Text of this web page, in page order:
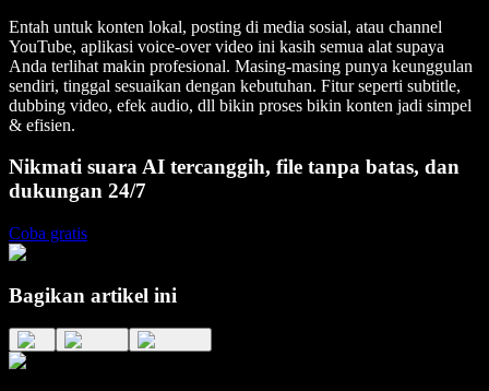
Entah untuk konten lokal, posting di media sosial, atau channel
YouTube, aplikasi voice-over video ini kasih semua alat supaya
Anda terlihat makin profesional. Masing-masing punya keunggulan
sendiri, tinggal sesuaikan dengan kebutuhan. Fitur seperti subtitle,
dubbing video, efek audio, dll bikin proses bikin konten jadi simpel
& efisien.
Nikmati suara AI tercanggih, file tanpa batas, dan
dukungan 24/7
Coba gratis
Bagikan artikel ini